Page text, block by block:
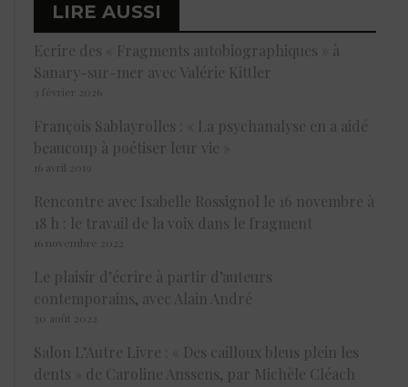
LIRE AUSSI
Ecrire des « Fragments autobiographiques » à
Sanary-sur-mer avec Valérie Kittler
3 février 2026
François Sablayrolles : « La psychanalyse en a aidé
beaucoup à poétiser leur vie »
16 avril 2019
Rencontre avec Isabelle Rossignol le 16 novembre à
18 h : le travail de la voix dans le fragment
16 novembre 2022
Le plaisir d’écrire à partir d’auteurs
contemporains, avec Alain André
30 août 2022
Salon L’Autre Livre : « Des cailloux bleus plein les
dents » de Caroline Anssens, par Michèle Cléach